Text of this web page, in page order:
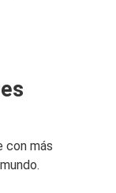
con más